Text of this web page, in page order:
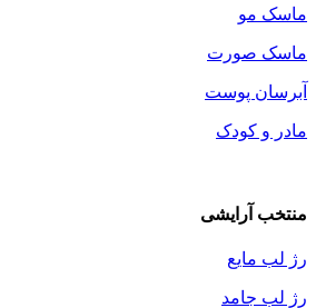
ماسک مو
ماسک صورت
آبرسان پوست
مادر و کودک
منتخب آرایشی
رژ لب مایع
رژ لب جامد